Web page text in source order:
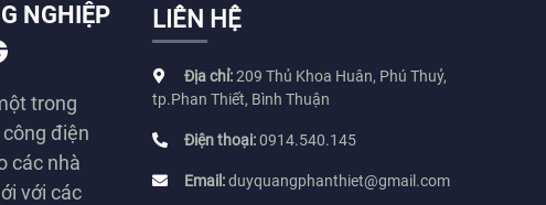
NGHIỆP
trong
điện
các nhà
với các
LIÊN HỆ
Địa chỉ:209 Thủ Khoa Huân, Phú Thuỷ,
tp.Phan Thiết, Bình Thuận
Điện thoại:0914.540.145
Email:duyquangphanthiet@gmail.com